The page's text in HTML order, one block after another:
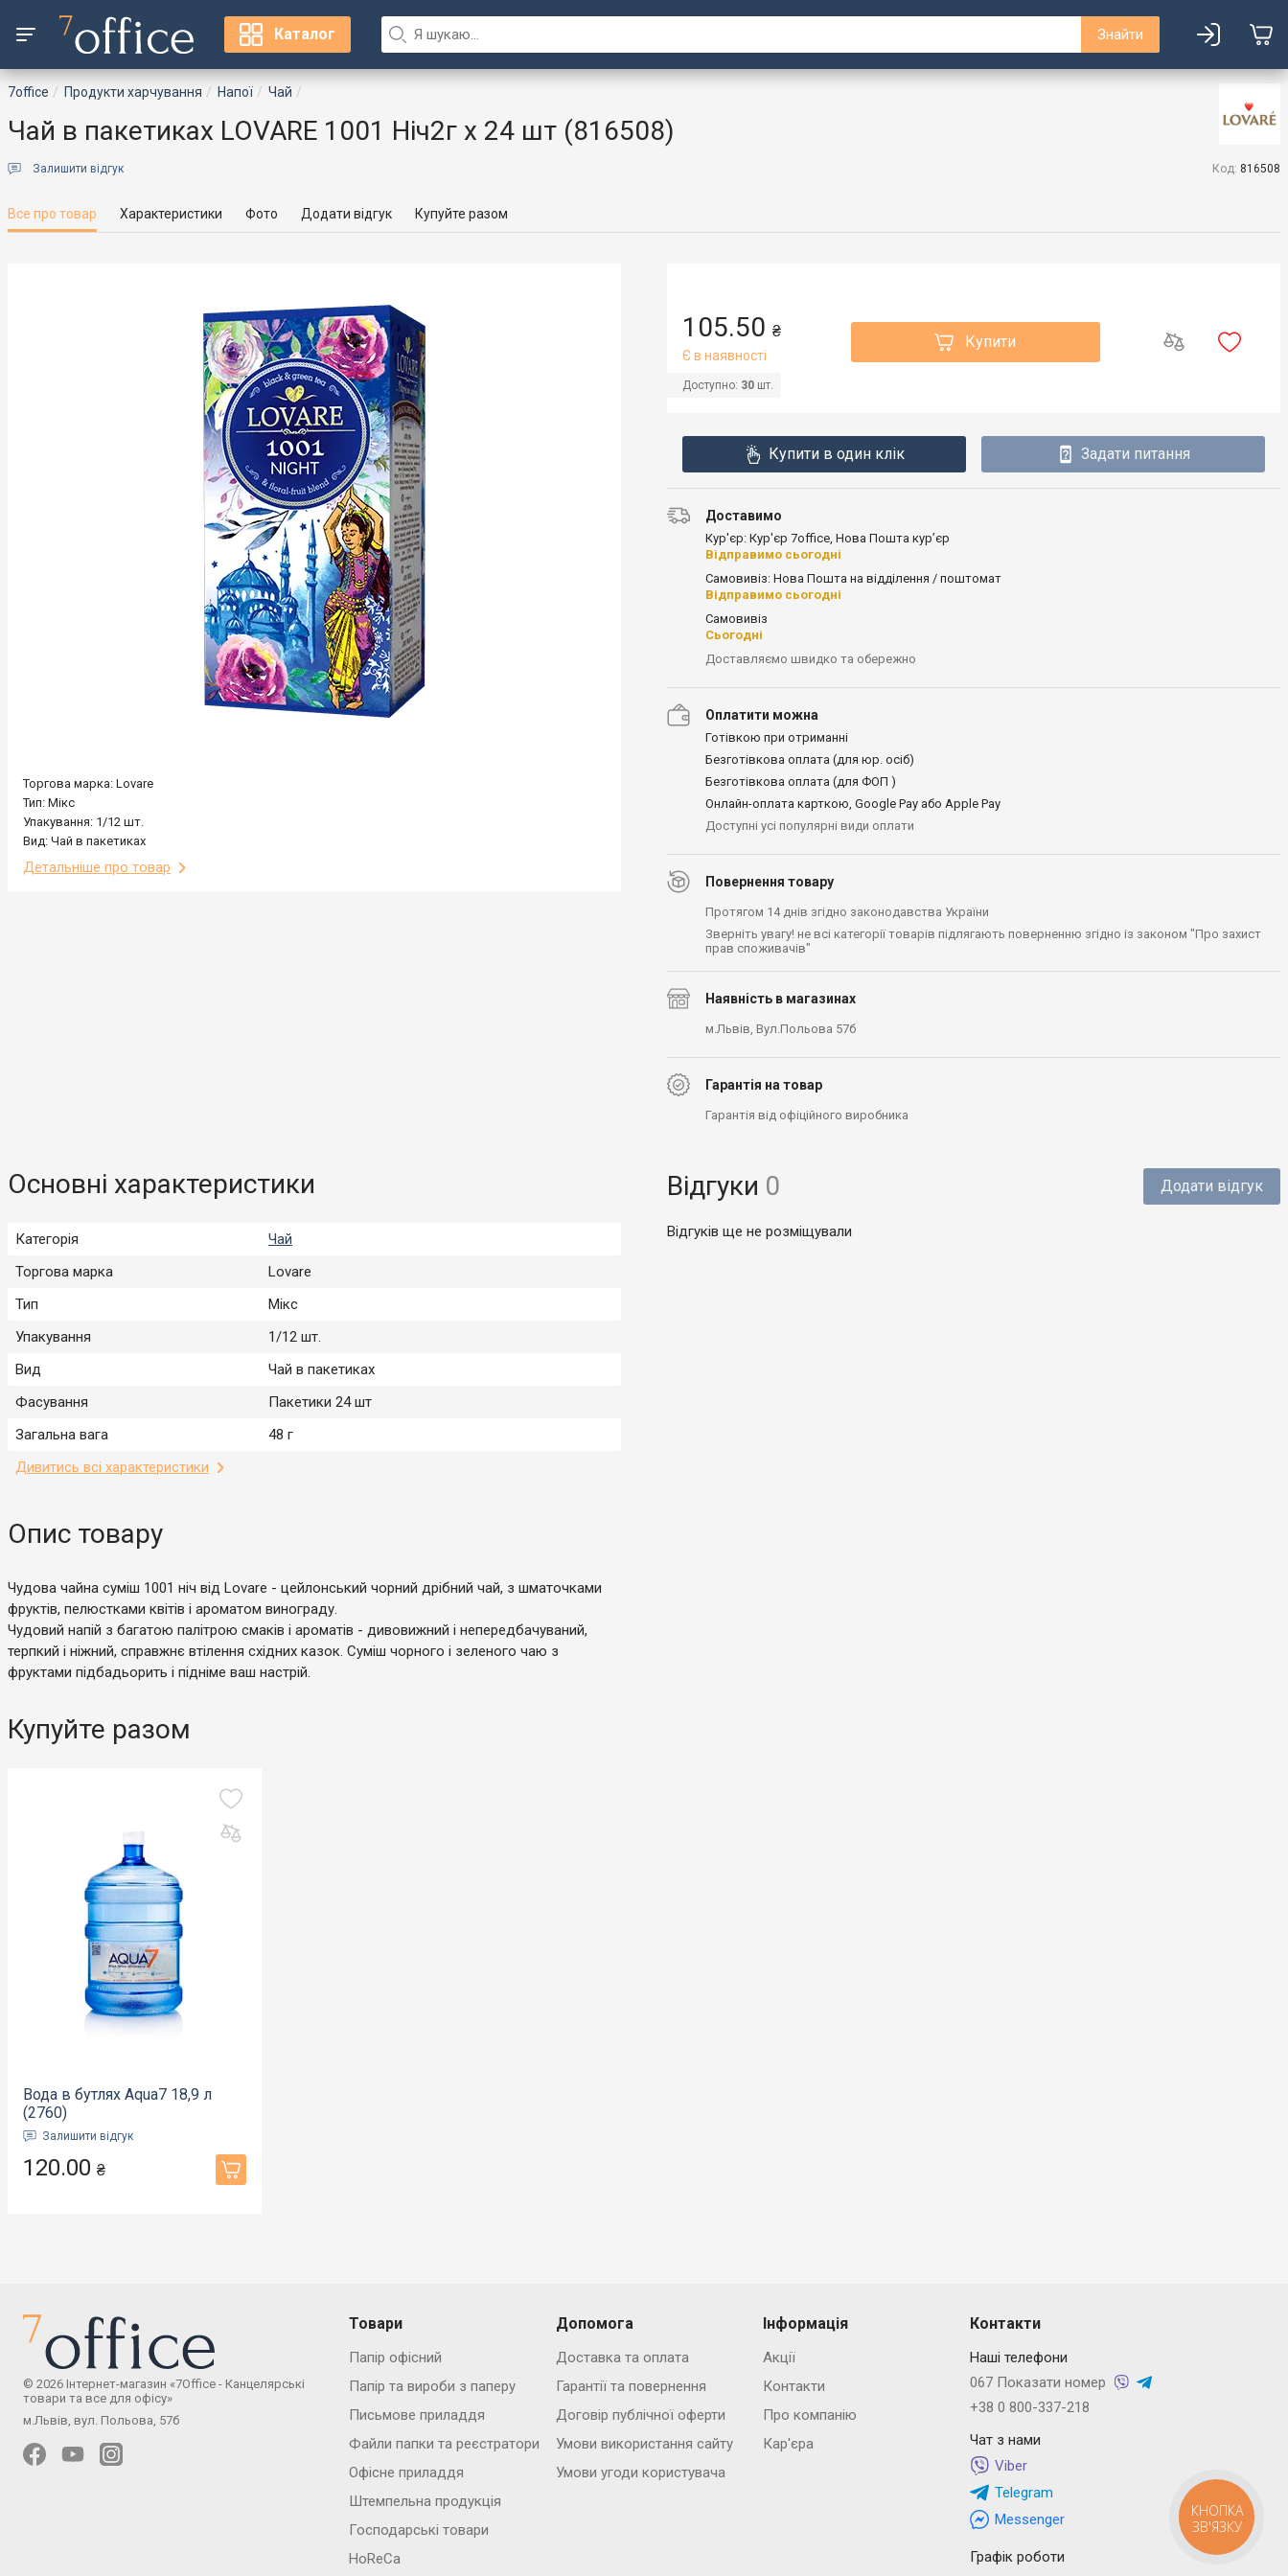
Каталог Знайти
7office Продукти харчування Напої Чай
Чай в пакетиках LOVARE 1001 Ніч2г х 24 шт (816508)
Залишити відгук Код: 816508
Все про товар Характеристики Фото Додати відгук Купуйте разом
Торгова марка: Lovare
Тип: Мікс
Упакування: 1/12 шт.
Вид: Чай в пакетиках
Детальніше про товар
105.50 ₴
Є в наявності
Доступно: 30 шт.
Купити
Купити в один клік Задати питання
Доставимо
Кур'єр: Кур'єр 7office, Нова Пошта кур’єр
Відправимо сьогодні
Самовивіз: Нова Пошта на відділення / поштомат
Відправимо сьогодні
Самовивіз
Сьогодні
Доставляємо швидко та обережно
Оплатити можна
Готівкою при отриманні
Безготівкова оплата (для юр. осіб)
Безготівкова оплата (для ФОП )
Онлайн-оплата карткою, Google Pay або Apple Pay
Доступні усі популярні види оплати
Повернення товару
Протягом 14 днів згідно законодавства України
Зверніть увагу! не всі категорії товарів підлягають поверненню згідно із законом "Про захист
прав споживачів"
Наявність в магазинах
м.Львів, Вул.Польова 57б
Гарантія на товар
Гарантія від офіційного виробника
Основні характеристики
Категорія
Чай
Торгова марка
Lovare
Тип
Мікс
Упакування
1/12 шт.
Вид
Чай в пакетиках
Фасування
Пакетики 24 шт
Загальна вага
48 г
Дивитись всі характеристики
Опис товару
Чудова чайна суміш 1001 ніч від Lovare - цейлонський чорний дрібний чай, з шматочками
фруктів, пелюстками квітів і ароматом винограду.
Чудовий напій з багатою палітрою смаків і ароматів - дивовижний і непередбачуваний,
терпкий і ніжний, справжнє втілення східних казок. Суміш чорного і зеленого чаю з
фруктами підбадьорить і підніме ваш настрій.
Відгуки 0 Додати відгук
Відгуків ще не розміщували
Купуйте разом
Вода в бутлях Aqua7 18,9 л
(2760)
Залишити відгук
120.00 ₴
Товари
Папір офісний
Папір та вироби з паперу
Письмове приладдя
Файли папки та реєстратори
Офісне приладдя
Штемпельна продукція
Господарські товари
HoReCa
Допомога
Доставка та оплата
Гарантії та повернення
Договір публічної оферти
Умови використання сайту
Умови угоди користувача
Інформація
Акції
Контакти
Про компанію
Кар'єра
Контакти
Наші телефони
067 Показати номер
+38 0 800-337-218
Чат з нами
Viber
Telegram
Messenger
Графік роботи
© 2026 Інтернет-магазин «7Office - Канцелярські
товари та все для офісу»
м.Львів, вул. Польова, 57б
КНОПКА
ЗВ'ЯЗКУ